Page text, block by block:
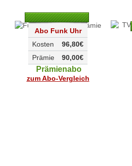
Abo Funk Uhr
96,80€
Kosten
90,00€
Prämie
Prämienabo
zum Abo-Vergleich